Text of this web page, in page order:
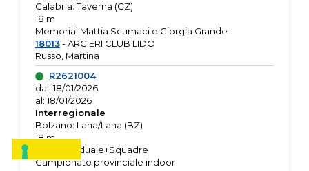
Calabria: Taverna (CZ)
18 m
Memorial Mattia Scumaci e Giorgia Grande
18013- ARCIERI CLUB LIDO
Russo, Martina
R2621004
dal: 18/01/2026
al: 18/01/2026
Interregionale
Bolzano: Lana/Lana (BZ)
18 m
O.R. Individuale+Squadre
Campionato provinciale indoor